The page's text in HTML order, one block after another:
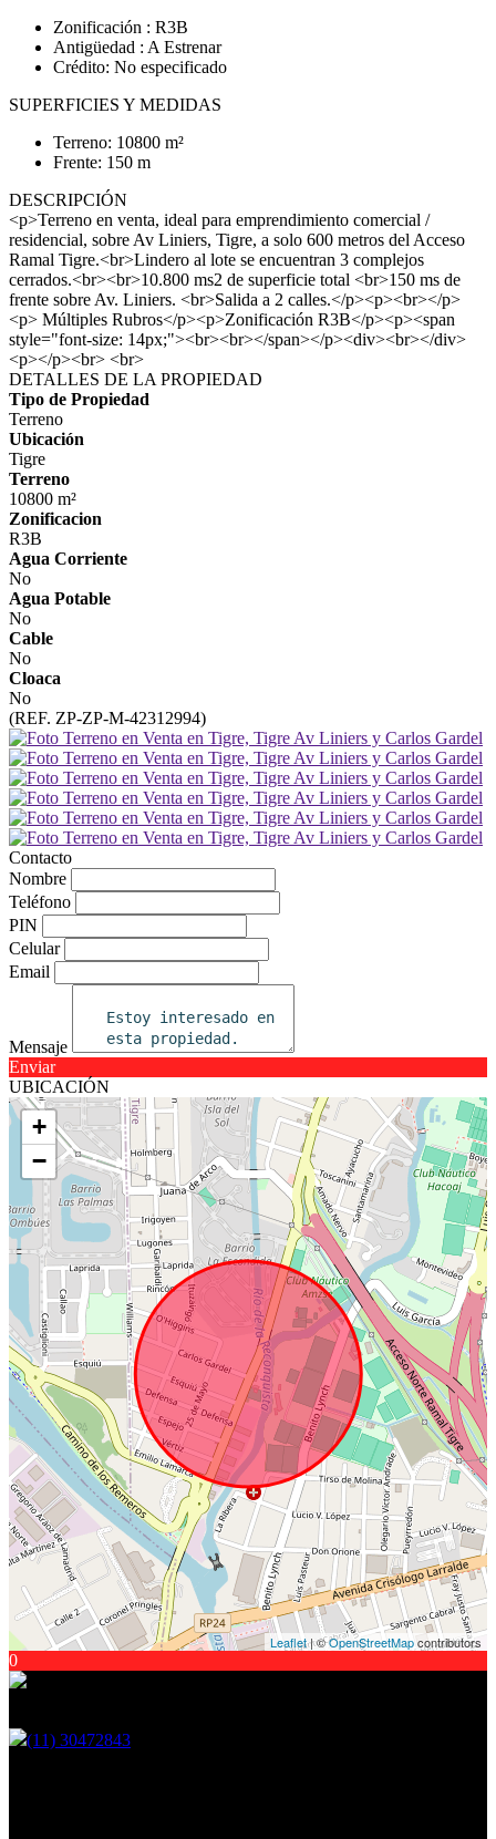
Zonificación : R3B
Antigüedad : A Estrenar
Crédito: No especificado
SUPERFICIES Y MEDIDAS
Terreno: 10800 m²
Frente: 150 m
DESCRIPCIÓN
<p>Terreno en venta, ideal para emprendimiento comercial /
residencial, sobre Av Liniers, Tigre, a solo 600 metros del Acceso
Ramal Tigre.<br>Lindero al lote se encuentran 3 complejos
cerrados.<br><br>10.800 ms2 de superficie total <br>150 ms de
frente sobre Av. Liniers. <br>Salida a 2 calles.</p><p><br></p>
<p> Múltiples Rubros</p><p>Zonificación R3B</p><p><span
style="font-size: 14px;"><br><br></span></p><div><br></div>
<p></p><br> <br>
DETALLES DE LA PROPIEDAD
Tipo de Propiedad
Terreno
Ubicación
Tigre
Terreno
10800 m²
Zonificacion
R3B
Agua Corriente
No
Agua Potable
No
Cable
No
Cloaca
No
(REF. ZP-ZP-M-42312994)
Contacto
Nombre
Teléfono
PIN
Celular
Email
Mensaje
Enviar
UBICACIÓN
+
−
Leaflet| ©OpenStreetMapcontributors
0
(11) 30472843